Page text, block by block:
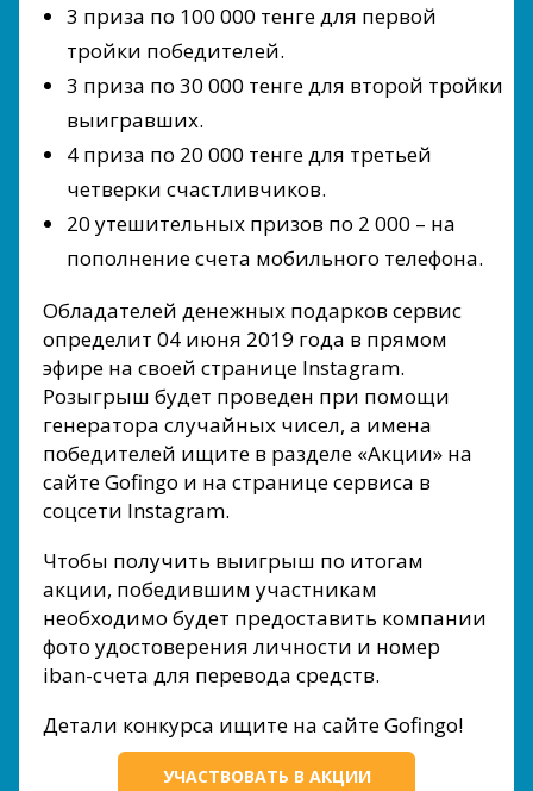
3 приза по 100 000 тенге для первой
тройки победителей.
3 приза по 30 000 тенге для второй тройки
выигравших.
4 приза по 20 000 тенге для третьей
четверки счастливчиков.
20 утешительных призов по 2 000 – на
пополнение счета мобильного телефона.
Обладателей денежных подарков сервис
определит 04 июня 2019 года в прямом
эфире на своей странице Instagram.
Розыгрыш будет проведен при помощи
генератора случайных чисел, а имена
победителей ищите в разделе «Акции» на
сайте Gofingo и на странице сервиса в
соцсети Instagram.
Чтобы получить выигрыш по итогам
акции, победившим участникам
необходимо будет предоставить компании
фото удостоверения личности и номер
iban-счета для перевода средств.
Детали конкурса ищите на сайте Gofingo!
УЧАСТВОВАТЬ В АКЦИИ